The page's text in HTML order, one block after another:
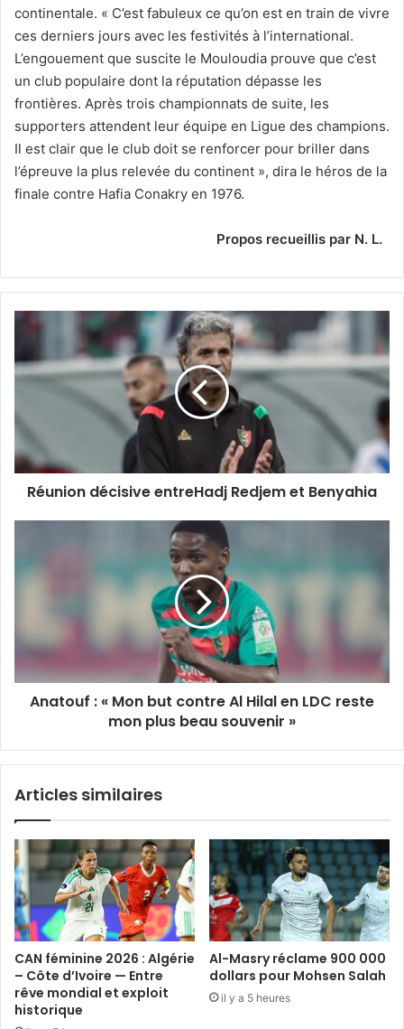
continentale. « C’est fabuleux ce qu’on est en train de vivre
ces derniers jours avec les festivités à l’international.
L’engouement que suscite le Mouloudia prouve que c’est
un club populaire dont la réputation dépasse les
frontières. Après trois championnats de suite, les
supporters attendent leur équipe en Ligue des champions.
Il est clair que le club doit se renforcer pour briller dans
l’épreuve la plus relevée du continent », dira le héros de la
finale contre Hafia Conakry en 1976.
Propos recueillis par N. L.
Réunion
entreHadj
Redjem
Benyahia
Réunion décisive entreHadj Redjem et Benyahia
Mon
Hilal
LDC
reste
Anatouf : « Mon but contre Al Hilal en LDC reste
mon plus beau souvenir »
Articles similaires
CAN féminine 2026 : Algérie
– Côte d’Ivoire — Entre
rêve mondial et exploit
historique
Al-Masry réclame 900 000
dollars pour Mohsen Salah
il y a 5 heures